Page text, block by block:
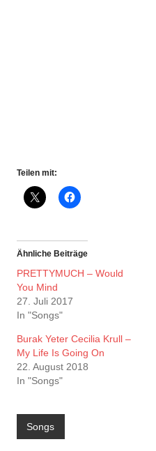
Teilen mit:
Ähnliche Beiträge
PRETTYMUCH – Would
You Mind
27. Juli 2017
In "Songs"
Burak Yeter Cecilia Krull –
My Life Is Going On
22. August 2018
In "Songs"
Songs